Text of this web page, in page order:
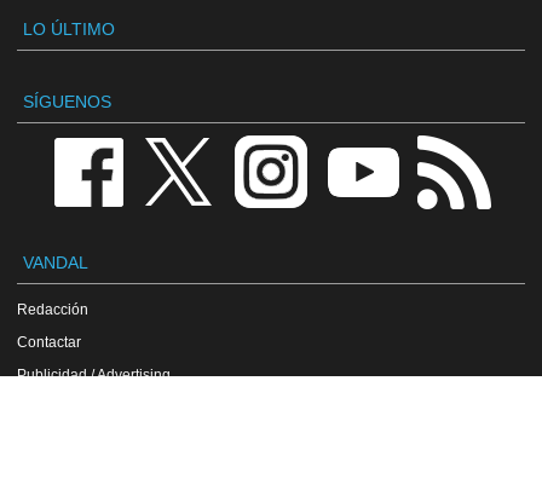
LO ÚLTIMO
SÍGUENOS
VANDAL
Redacción
Contactar
Publicidad / Advertising